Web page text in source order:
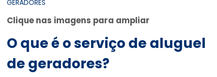
Clique nas imagens para ampliar
O que é o serviço de aluguel
de geradores?